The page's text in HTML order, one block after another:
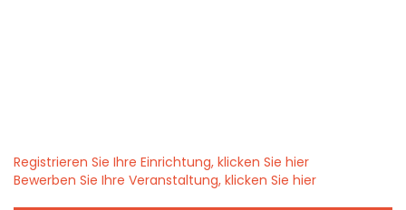
Registrieren Sie Ihre Einrichtung, klicken Sie hier
Bewerben Sie Ihre Veranstaltung, klicken Sie hier